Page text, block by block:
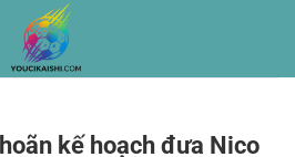
kế hoạch đưa Nico